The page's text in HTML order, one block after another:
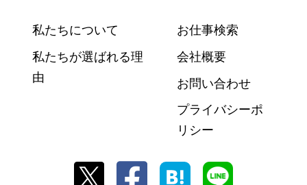
私たちについて
私たちが選ばれる理
由
お仕事検索
会社概要
お問い合わせ
プライバシーポ
リシー